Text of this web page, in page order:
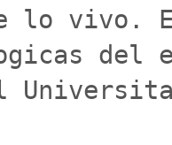
lo vivo.
del